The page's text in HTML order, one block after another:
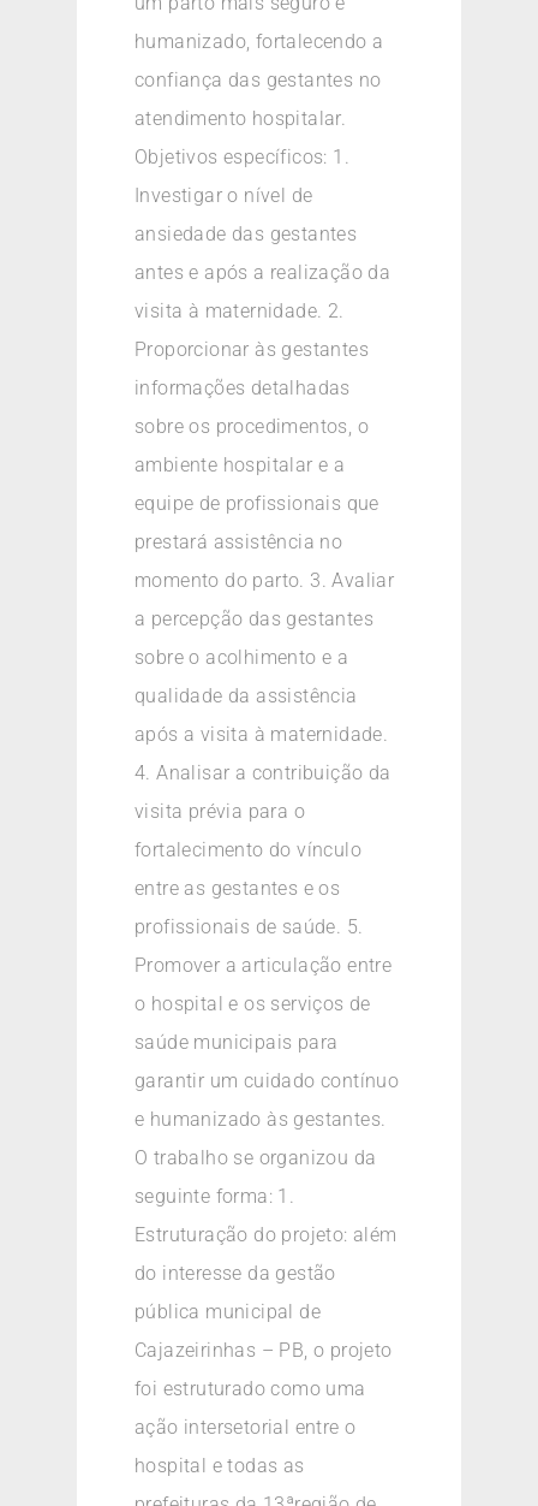
humanizado, fortalecendo a
confiança das gestantes no
atendimento hospitalar.
Objetivos específicos: 1.
Investigar o nível de
ansiedade das gestantes
antes e após a realização da
visita à maternidade. 2.
Proporcionar às gestantes
informações detalhadas
sobre os procedimentos, o
ambiente hospitalar e a
equipe de profissionais que
prestará assistência no
momento do parto. 3. Avaliar
a percepção das gestantes
sobre o acolhimento e a
qualidade da assistência
após a visita à maternidade.
4. Analisar a contribuição da
visita prévia para o
fortalecimento do vínculo
entre as gestantes e os
profissionais de saúde. 5.
Promover a articulação entre
o hospital e os serviços de
saúde municipais para
garantir um cuidado contínuo
e humanizado às gestantes.
O trabalho se organizou da
seguinte forma: 1.
Estruturação do projeto: além
do interesse da gestão
pública municipal de
Cajazeirinhas – PB, o projeto
foi estruturado como uma
ação intersetorial entre o
hospital e todas as